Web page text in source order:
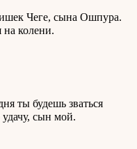
Чеге, сына Ошпура.
на колени.
ты будешь зваться
сын мой.